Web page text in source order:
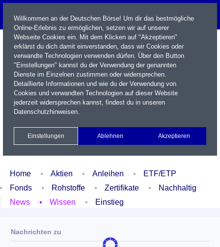
Name / WKN / ISIN / Kürzel
Xetra Realtime
Watchlist Portfolio Login
Home Aktien Anleihen
ETF/ETP
Fonds
Rohstoffe Zertifikate
Nachhaltig
News
Wissen Einstieg
Nachrichten zu
Willkommen an der Deutschen Börse! Um dir das bestmögliche
Online-Erlebnis zu ermöglichen, setzen wir auf unserer
Webseite Cookies ein. Mit dem Klicken auf "Akzeptieren"
erklärst du dich damit einverstanden, dass wir Cookies oder
verwandte Technologien verwenden dürfen. Über den Button
"Einstellungen" kannst du der Verwendung der genannten
Dienste im Einzelnen zustimmen oder widersprechen.
Detaillierte Informationen und wie du der Verwendung von
Cookies und verwandten Technologien auf dieser Website
jederzeit widersprechen kannst, findest du in unseren
Datenschutzhinweisen.
Einstellungen Ablehnen Akzeptieren